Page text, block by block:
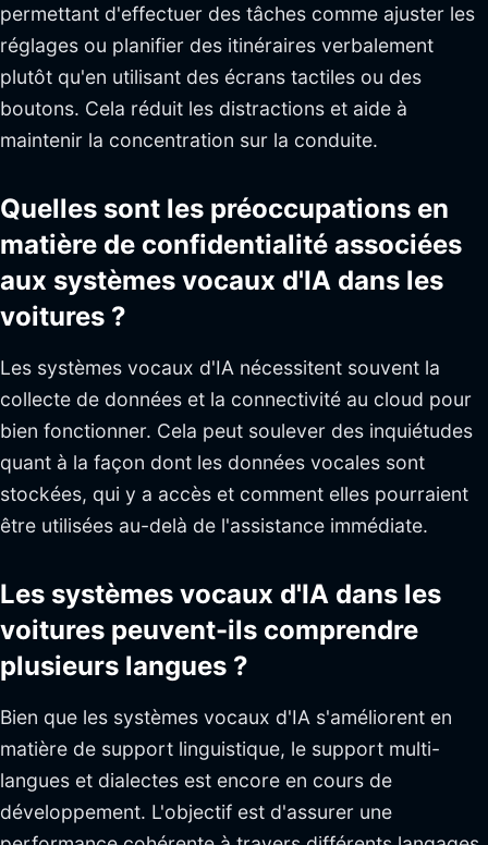
permettant d'effectuer des tâches comme ajuster les
réglages ou planifier des itinéraires verbalement
plutôt qu'en utilisant des écrans tactiles ou des
boutons. Cela réduit les distractions et aide à
maintenir la concentration sur la conduite.
Quelles sont les préoccupations en
matière de confidentialité associées
aux systèmes vocaux d'IA dans les
voitures ?
Les systèmes vocaux d'IA nécessitent souvent la
collecte de données et la connectivité au cloud pour
bien fonctionner. Cela peut soulever des inquiétudes
quant à la façon dont les données vocales sont
stockées, qui y a accès et comment elles pourraient
être utilisées au-delà de l'assistance immédiate.
Les systèmes vocaux d'IA dans les
voitures peuvent-ils comprendre
plusieurs langues ?
Bien que les systèmes vocaux d'IA s'améliorent en
matière de support linguistique, le support multi-
langues et dialectes est encore en cours de
développement. L'objectif est d'assurer une